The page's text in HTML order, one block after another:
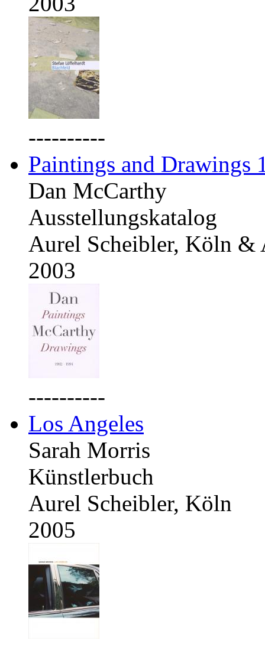
----------
Paintings and Drawings
Dan McCarthy
Ausstellungskatalog
Aurel Scheibler, Köln &
2003
----------
Los Angeles
Sarah Morris
Künstlerbuch
Aurel Scheibler, Köln
2005